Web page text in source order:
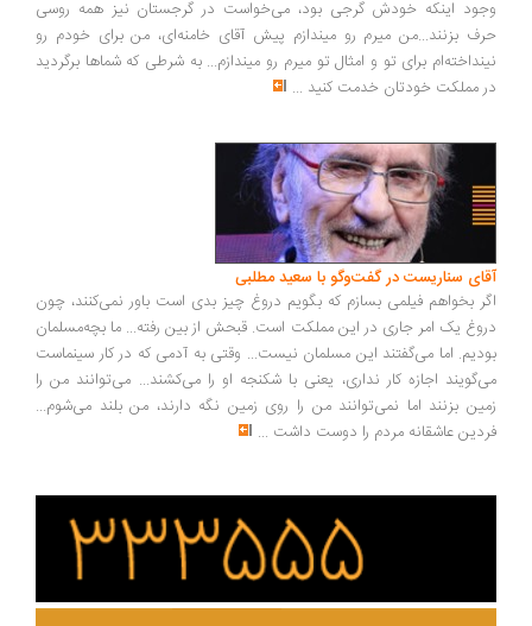
وجود اینکه خودش گرجی بود، می‌خواست در گرجستان نیز همه روسی
حرف بزنند...من میرم رو میندازم پیش آقای خامنه‌ای، من برای خودم رو
نینداخته‌ام برای تو و امثال تو میرم رو میندازم... به شرطی که شماها برگردید
در مملکت خودتان خدمت کنید ...
آقای سناریست در گفت‌وگو با سعید مطلبی
اگر بخواهم فیلمی بسازم که بگویم دروغ چیز بدی است باور نمی‌کنند، چون
دروغ یک امر جاری در این مملکت است. قبحش از بین رفته... ما بچه‌مسلمان
بودیم. اما می‌گفتند این مسلمان نیست... وقتی به آدمی که در کار سینماست
می‌گویند اجازه کار نداری، یعنی با شکنجه او را می‌کشند... می‌توانند من را
زمین بزنند اما نمی‌توانند من را روی زمین نگه دارند، من بلند می‌شوم...
فردین عاشقانه مردم را دوست داشت ...